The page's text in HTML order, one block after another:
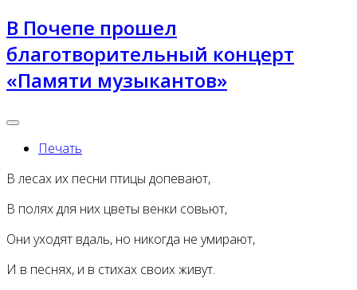
В Почепе прошел
благотворительный концерт
«Памяти музыкантов»
Печать
В лесах их песни птицы допевают,
В полях для них цветы венки совьют,
Они уходят вдаль, но никогда не умирают,
И в песнях, и в стихах своих живут.